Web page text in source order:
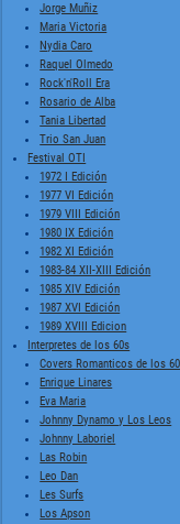
Jorge Muñiz
Maria Victoria
Nydia Caro
Raquel Olmedo
Rock'n'Roll Era
Rosario de Alba
Tania Libertad
Trio San Juan
Festival OTI
1972 I Edición
1977 VI Edición
1979 VIII Edición
1980 IX Edición
1982 XI Edición
1983-84 XII-XIII Edición
1985 XIV Edición
1987 XVI Edición
1989 XVIII Edicion
Interpretes de los 60s
Covers Romanticos de los
Enrique Linares
Eva Maria
Johnny Dynamo y Los Leos
Johnny Laboriel
Las Robin
Leo Dan
Les Surfs
Los Apson